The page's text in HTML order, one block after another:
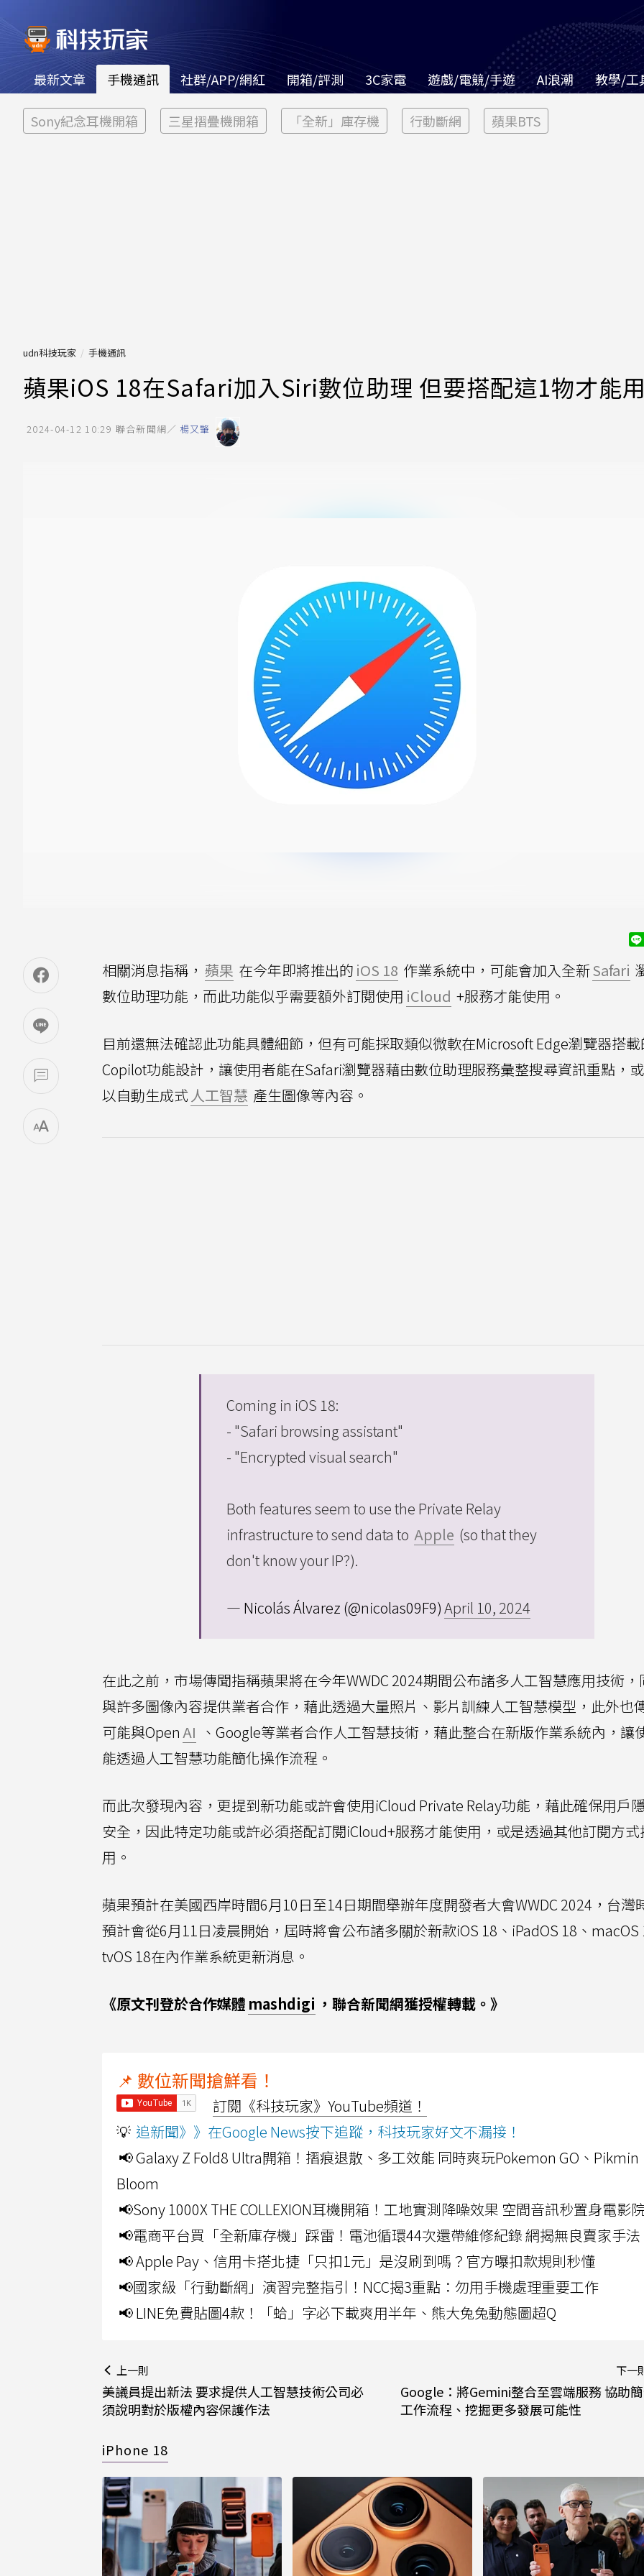
最新文章 手機通訊 社群/APP/網紅 開箱/評測 3C家電 遊戲/電競/手遊 AI浪潮 教學/工
Sony紀念耳機開箱 三星摺疊機開箱 「全新」庫存機 行動斷網 蘋果BTS
udn科技玩家 手機通訊
蘋果iOS 18在Safari加入Siri數位助理 但要搭配這1物才能
2024-04-12 10:29 聯合新聞網／ 楊又肇
相關消息指稱， 蘋果 在今年即將推出的 iOS 18 作業系統中，可能會加入全新Safari
數位助理功能，而此功能似乎需要額外訂閱使用 iCloud +服務才能使用。
目前還無法確認此功能具體細節，但有可能採取類似微軟在Microsoft Edge瀏覽器搭
Copilot功能設計，讓使用者能在Safari瀏覽器藉由數位助理服務彙整搜尋資訊重點，
以自動生成式人工智慧 產生圖像等內容。
Coming in iOS 18:
- "Safari browsing assistant"
- "Encrypted visual search"
Both features seem to use the Private Relay
infrastructure to send data to Apple (so that they
don't know your IP?).
— Nicolás Álvarez (@nicolas09F9)April 10, 2024
在此之前，市場傳聞指稱蘋果將在今年WWDC 2024期間公布諸多人工智慧應用技術
與許多圖像內容提供業者合作，藉此透過大量照片、影片訓練人工智慧模型，此外也
可能與OpenAI 、Google等業者合作人工智慧技術，藉此整合在新版作業系統內，讓
能透過人工智慧功能簡化操作流程。
而此次發現內容，更提到新功能或許會使用iCloud Private Relay功能，藉此確保用戶
安全，因此特定功能或許必須搭配訂閱iCloud+服務才能使用，或是透過其他訂閱方
用。
蘋果預計在美國西岸時間6月10日至14日期間舉辦年度開發者大會WWDC 2024，台灣
預計會從6月11日凌晨開始，屆時將會公布諸多關於新款iOS 18、iPadOS 18、macOS
tvOS 18在內作業系統更新消息。
《原文刊登於合作媒體 mashdigi ，聯合新聞網獲授權轉載。》
📌 數位新聞搶鮮看！
訂閱《科技玩家》YouTube頻道！
💡 追新聞》》在Google News按下追蹤，科技玩家好文不漏接！
📢 Galaxy Z Fold8 Ultra開箱！摺痕退散、多工效能 同時爽玩Pokemon GO、Pikmin
Bloom
📢Sony 1000X THE COLLEXION耳機開箱！工地實測降噪效果 空間音訊秒置身電影
📢電商平台買「全新庫存機」踩雷！電池循環44次還帶維修紀錄 網揭無良賣家手法
📢 Apple Pay、信用卡搭北捷「只扣1元」是沒刷到嗎？官方曝扣款規則秒懂
📢國家級「行動斷網」演習完整指引！NCC揭3重點：勿用手機處理重要工作
📢 LINE免費貼圖4款！「蛤」字必下載爽用半年、熊大兔兔動態圖超Q
上一則
美議員提出新法 要求提供人工智慧技術公司必
須說明對於版權內容保護作法
下一
Google：將Gemini整合至雲端服務 協助
工作流程、挖掘更多發展可能性
iPhone 18